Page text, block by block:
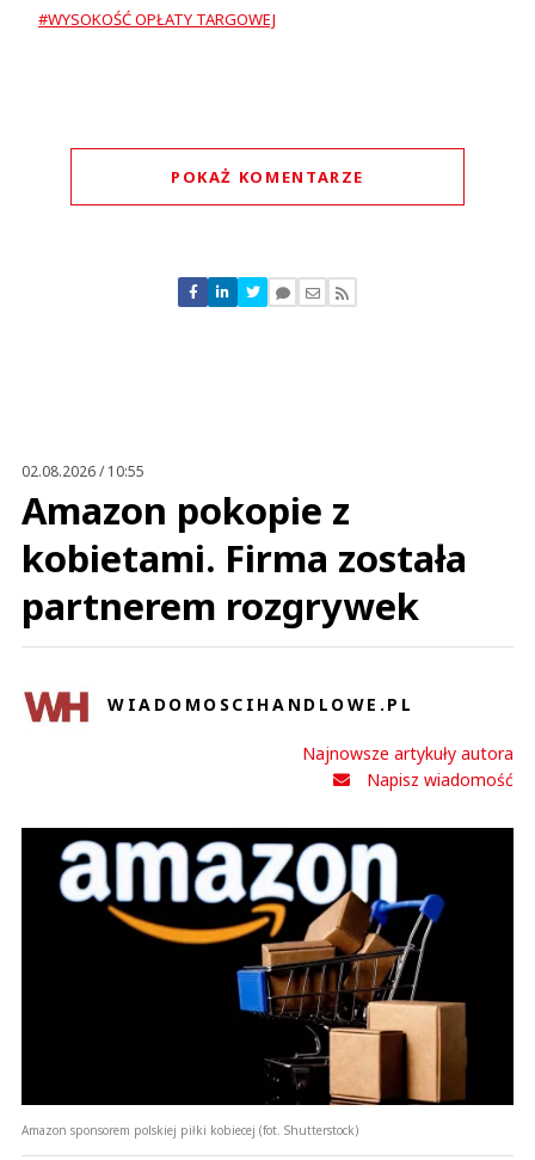
#WYSOKOŚĆ OPŁATY TARGOWEJ
POKAŻ KOMENTARZE
Nie znaleziono komentarzy
Zostaw swoje komentarze
02.08.2026 / 10:55
Amazon pokopie z
kobietami. Firma została
partnerem rozgrywek
WIADOMOSCIHANDLOWE.PL
Najnowsze artykuły autora
Napisz wiadomość
Amazon sponsorem polskiej piłki kobiecej (fot. Shutterstock)